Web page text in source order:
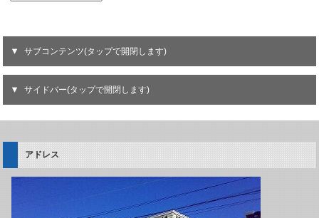
サブコンテンツ(タップで開閉します)
サイドバー(タップで開閉します)
アドレス